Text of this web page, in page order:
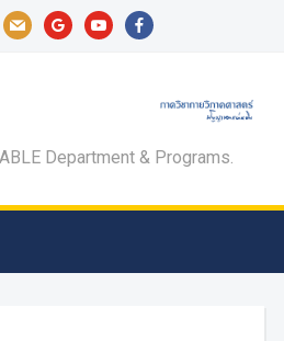
mail googleyoutubefacebook
Department & Programs.